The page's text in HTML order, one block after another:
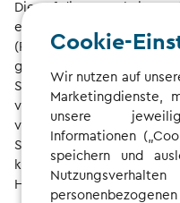
Die auf dieser Website
einschließlich, aber nicht
(POI)-Daten, sind durch
geschützt. Jede Form der
Scrapings, des Crawlings
von Daten dieser Website
vorherige schriftliche
Solutions GmbH
können zur
Haftung führen.
Cookie-
Wir nutzen auf
Marketingdienste,
unsere
Informationen
speichern und